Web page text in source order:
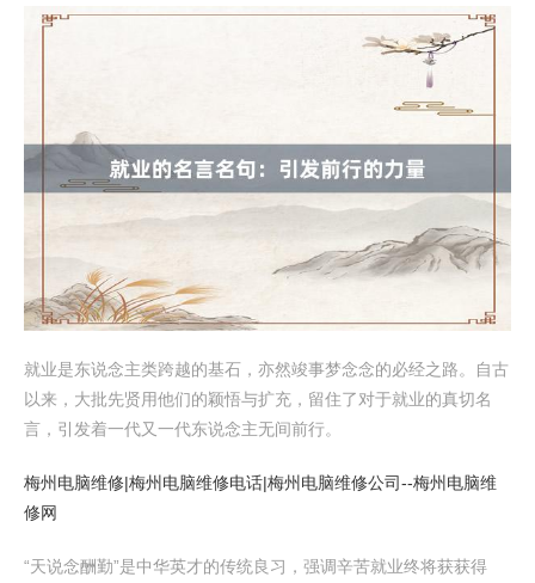
就业是东说念主类跨越的基石，亦然竣事梦念念的必经之路。自古
以来，大批先贤用他们的颖悟与扩充，留住了对于就业的真切名
言，引发着一代又一代东说念主无间前行。
梅州电脑维修|梅州电脑维修电话|梅州电脑维修公司--梅州电脑维
修网
“天说念酬勤”是中华英才的传统良习，强调辛苦就业终将获获得